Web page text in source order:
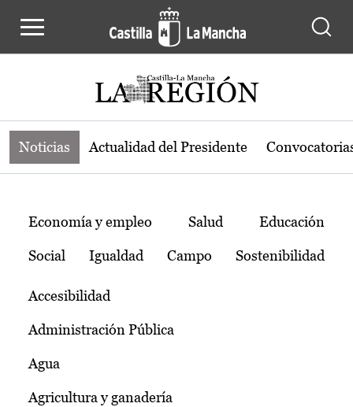
Noticias de la región de Castilla-La
Noticias Actualidad del Presidente
Temas
Economía y empleo Salud Educación
Social Igualdad Campo Sostenibilidad
Accesibilidad
Administración Pública
Agua
Agricultura y ganadería